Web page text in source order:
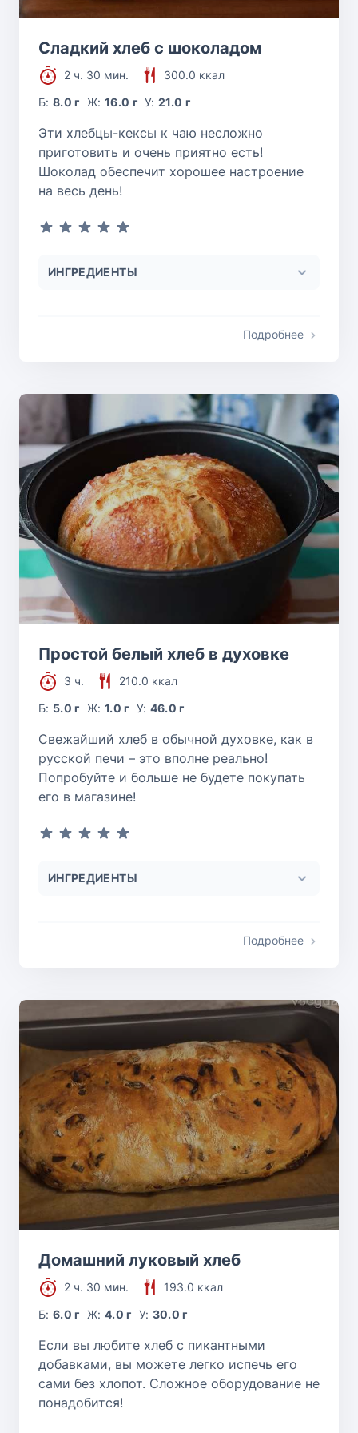
Сладкий хлеб с шоколадом
2 ч. 30 мин.
300.0 ккал
Б:8.0 г Ж: 16.0 г У:21.0 г
Эти хлебцы-кексы к чаю несложно
приготовить и очень приятно есть!
Шоколад обеспечит хорошее настроение
на весь день!
ИНГРЕДИЕНТЫ
Подробнее
Простой белый хлеб в духовке
3 ч.
210.0 ккал
Б: 5.0 г Ж: 1.0 г У: 46.0 г
Свежайший хлеб в обычной духовке, как в
русской печи – это вполне реально!
Попробуйте и больше не будете покупать
его в магазине!
ИНГРЕДИЕНТЫ
Подробнее
Домашний луковый хлеб
2 ч. 30 мин.
193.0 ккал
Б:6.0 г Ж: 4.0 г У: 30.0 г
Если вы любите хлеб с пикантными
добавками, вы можете легко испечь его
сами без хлопот. Сложное оборудование не
понадобится!